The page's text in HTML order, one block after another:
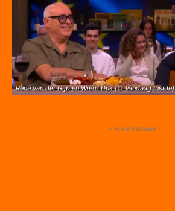
René van der Gijp en Wierd Duk (© Vandaag Inside)
- Advertisement -